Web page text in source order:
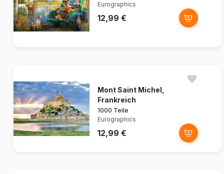
Eurographics
12,99 €
Mont Saint Michel,
Frankreich
1000 Teile
Eurographics
12,99 €